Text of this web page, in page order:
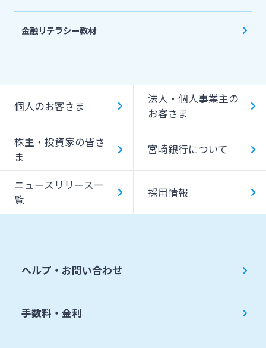
金融リテラシー教材
個人のお客さま
法人・個人事業主の
お客さま
株主・投資家の皆さ
ま
宮崎銀行について
ニュースリリース一
覧
採用情報
ヘルプ・お問い合わせ
手数料・金利